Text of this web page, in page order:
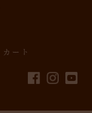
カート